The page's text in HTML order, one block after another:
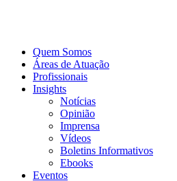
Quem Somos
Áreas de Atuação
Profissionais
Insights
Notícias
Opinião
Imprensa
Vídeos
Boletins Informativos
Ebooks
Eventos